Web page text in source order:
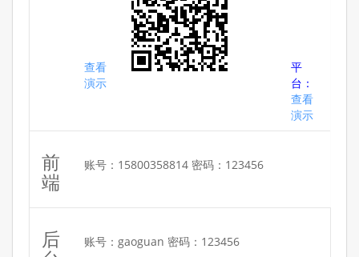
查看
演示
平
台：
查看
演示
前
端
账号：15800358814 密码：123456
后
账号：gaoguan 密码：123456